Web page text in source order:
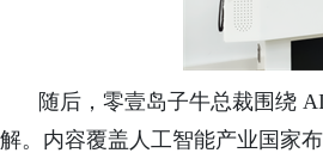
随后， 零壹岛子牛总裁围绕
解。内容覆盖人工智能产业国家